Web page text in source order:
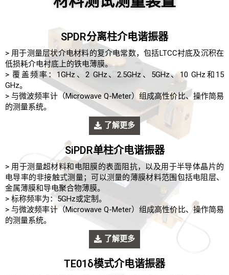
SPDR分离柱介电谐振器
> 用于测量层状介电材料的复介电常数，包括LTCC衬底及沉积在
低损耗介电衬底上的铁电薄膜。
> 覆盖频率：1GHz、2 GHz、2.5GHz、5GHz、10 GHz和15
GHz。
> 与微波频率计（Microwave Q-Meter）组成高性价比、操作简易
的测量系统。
了解更多
SiPDR单柱介电谐振器
> 用于测量超材料和电阻膜的表面阻抗，以及用于半导体晶片的
电导率的非接触式测量；可以测量的薄膜材料范围包括电阻层、
金属薄膜和导电聚合物薄膜。
> 标称频率为：5GHz或定制。
> 与微波频率计（Microwave Q-Meter）组成高性价比、操作简易
的测量系统。
了解更多
TE01δ模式介电谐振器